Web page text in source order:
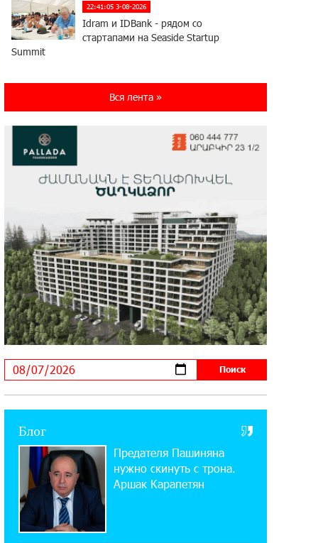
22:41:05 3-08-2026
Idram и IDBank - рядом со
стартапами на Seaside Startup
Summit
также с помощью imID
21:09:13 31-07-2026
«Бесплатные бонусы в играх»:
кибератаках на школьников
11:21:15 31-07-2026
ЕАЭС со временем будет
расширяться. Когда-нибудь это
поймёт и рядовой армянин, но будет уже поздно
11:03:52 31-07-2026
Геноцида армян против Эрдогана,
то что для него значит сам Геноцид?
ВТБ (Армения): вклад «Стабильный»
— до 10% годовых и оформление в
мобильном приложении
17:03:49 30-07-2026
Платформа Rate.Trading на Seaside
Startup Summit: IDBank представил
Вся лента »
Блог
Предателя Пашиняна
нужно скинуть с трона.
Аршак Карапетян